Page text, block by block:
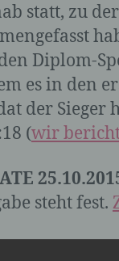
statt, zu
Diplom-
es in den
der Sieger
(wir
steht fest.
es heute